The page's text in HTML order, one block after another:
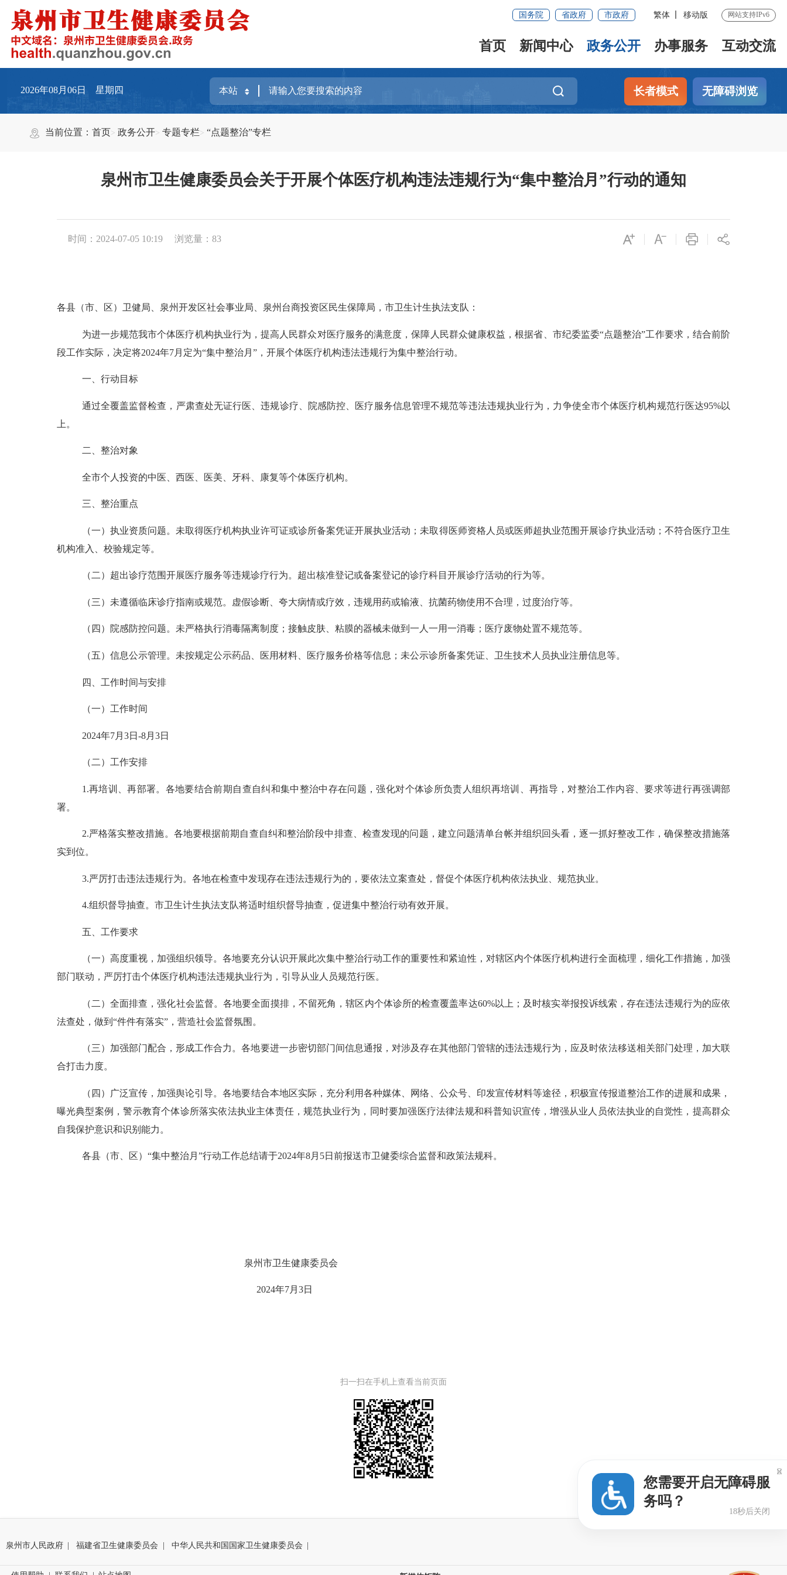
国务院 省政府 市政府 繁体 移动版 网站支持IPv6
首页 新闻中心 政务公开 办事服务 互动交流
2026年08月06日 星期四 长者模式 无障碍浏览
当前位置：首页 政务公开 专题专栏 “点题整治”专栏
泉州市卫生健康委员会关于开展个体医疗机构违法违规行为“集中整治月”行动的通知
时间：2024-07-05 10:19 浏览量： 83
各县（市、区）卫健局、泉州开发区社会事业局、泉州台商投资区民生保障局，市卫生计生执法支队：
为进一步规范我市个体医疗机构执业行为，提高人民群众对医疗服务的满意度，保障人民群众健康权益，根据省、市纪委监委“点题整治”工作要求， 结合前阶
段工作实际，决定将2024年7月定为“集中整治月”，开展个体医疗机构违法违规行为集中整治行动。
一、 行动 目标
通过全覆盖监督检查，严肃查处无证行医、违规诊疗、院感防控、医疗服务信息管理不规范等违法违规执业行为，力争使全市个体医疗机构规范行医达95%以
上。
二 整治对象
全市个人投资的中医、西医、医美、牙科、康复等个体医疗机构。
三、 整治重点
（一）执业资质问题。 未取得医疗机构执业许可证或诊所备案凭证开展执业活动； 未取得医师资格人员或医师超执业范围开展诊疗执业活动 ；不符合医疗卫生
机构准入、校验规定等。
（二）超出诊疗范围开展医疗服务等违规诊疗行为。 超出核准登记或备案登记的诊疗科目开展诊疗活动的行为等。
（三）未遵循临床诊疗指南或规范。 虚假诊断、夸大病情或疗效， 违规用药或输液、抗菌药物使用不合理 ，过度治疗等。
（四）院感防控问题。 未严格执行消毒隔离制度；接触皮肤、粘膜的器械未做到一人一用一消毒；医疗废物处置不规范等。
（五）信息公示管理。 未按规定公示药品、医用材料、医疗服务价格等信息；未公示诊所备案凭证、卫生技术人员执业注册信息等。
四、工作时间与安排
（一） 工作时间
2024年7月 3日 -8月 3日
（二）工作安排
1.再培训、再部署。 各地要结合前期自查自纠和集中整治中存在问题，强化对个体诊所负责人组织再培训、再指导，对整治工作内容、要求等进行再强调部
署。
2.严格落实整改措施。 各地要根据前期自查自纠和整治阶段中排查、检查发现的问题，建立问题清单台帐并组织回头看，逐一抓好整改工作，确保整改措施落
实到位。
3.严厉打击违法违规行为。 各地在检查中发现存在违法违规行为的，要依法立案查处， 督促个体医疗机构依法执业、规范执业。
4.组织督导抽查。 市卫生计生执法支队将适时组织督导抽查 ，促进集中整治行动有效开展。
五、工作要求
（一）高度重视，加强组织领导。各地要充分认识开展此次集中整治行动工作的重要性和紧迫性，对辖区内个体医疗机构进行全面梳理，细化工作措施，加强
部门联动，严厉打击个体医疗机构违法违规执业行为，引导从业人员规范行医。
（二）全面排查，强化社会监督。各地要全面摸排，不留死角 ，辖区内个体诊所的检查覆盖率达60%以上； 及时核实举报投诉线索，存在违法违规行为的应依
法查处，做到 “件件有落实”， 营造社会监督氛围。
（三）加强部门配合，形成工作合力。各地要进一步密切部门间信息通报 ， 对涉及存在其他部门管辖的违法违规行为，应及时依法移送相关部门处理 ，加大联
合打击力度。
（四） 广泛宣传， 加强舆论引导。各地要结合本地区实际， 充分利用各种媒体、网络 公众号、印发宣传材料等途径，积极宣传报道整治工作的进展和成果，
曝光典型案例 ，警示教育个体诊所落实依法执业主体责任，规范执业行为， 同时要加强医疗法律法规和科普知识宣传，增强从业人员依法执业的自觉性，提高群众
自我保护意识和识别能力。
各县（市、区） “集中整治月”行动工作总结请于2024年8月5日前报送市卫健委综合监督和政策法规科。
泉州市卫生健康委员会
2024年7月3日
扫一扫在手机上查看当前页面
泉州市人民政府 福建省卫生健康委员会 中华人民共和国国家卫生健康委员会
您需要开启无障碍服
务吗？
17秒后关闭
